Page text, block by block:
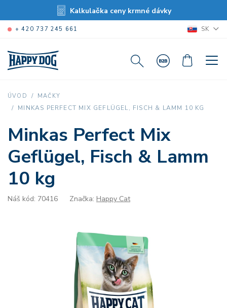
Kalkulačka ceny krmné dávky
+ 420 737 245 661 SK
ÚVOD MAČKY
MINKAS PERFECT MIX GEFLÜGEL, FISCH & LAMM 10 KG
Minkas Perfect Mix
Geflügel, Fisch & Lamm
10 kg
Náš kód: 70416 Značka: Happy Cat